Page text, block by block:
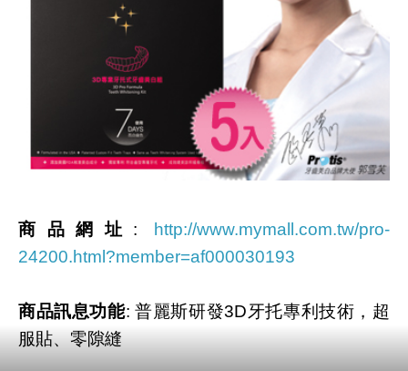
商品網址 :
http://www.mymall.com.tw/pro-
24200.html?member=af000030193
商品訊息功能: 普麗斯研發3D牙托專利技術，超
服貼、零隙縫